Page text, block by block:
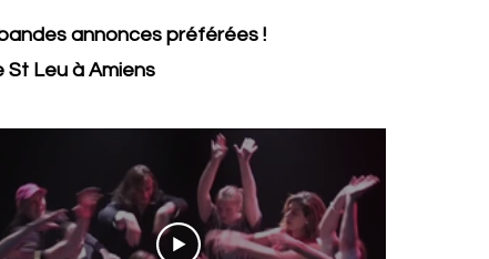
annonces préférées !
Leu à Amiens